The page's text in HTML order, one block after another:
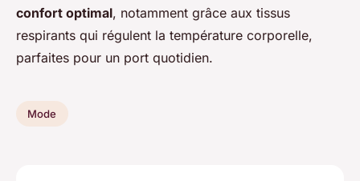
confort optimal, notamment grâce aux tissus
respirants qui régulent la température corporelle,
parfaites pour un port quotidien.
Mode